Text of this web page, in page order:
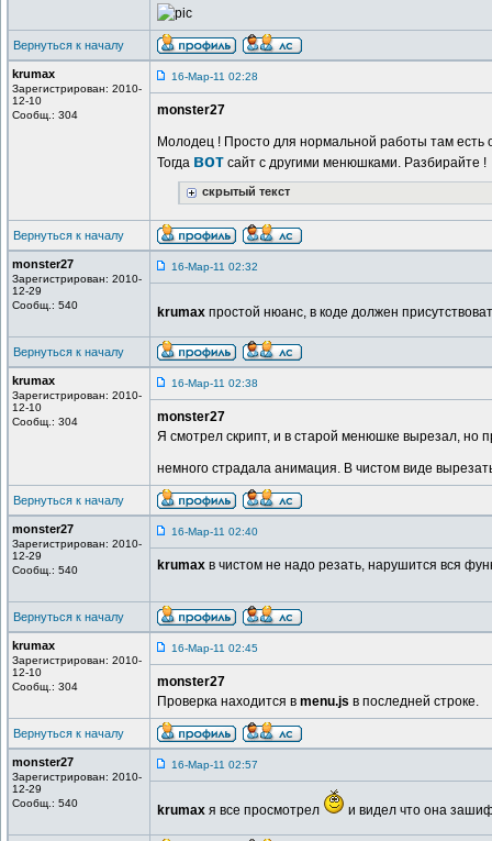
Вернуться к началу
krumax
Зарегистрирован: 2010-
12-10
Сообщ.: 304
16-Мар-11 02:28
monster27
Молодец ! Просто для нормальной работы там есть
Тогда вот сайт с другими менюшками. Разбирайте !
скрытый текст
Вернуться к началу
monster27
Зарегистрирован: 2010-
12-29
Сообщ.: 540
16-Мар-11 02:32
krumax простой нюанс, в коде должен
Вернуться к началу
krumax
Зарегистрирован: 2010-
12-10
Сообщ.: 304
16-Мар-11 02:38
monster27
Я смотрел скрипт, и в старой менюшке вырезал, но
немного страдала анимация. В чистом виде
Вернуться к началу
monster27
Зарегистрирован: 2010-
12-29
Сообщ.: 540
16-Мар-11 02:40
krumax в чистом не надо резать, нарушится вся
Вернуться к началу
krumax
Зарегистрирован: 2010-
12-10
Сообщ.: 304
16-Мар-11 02:45
monster27
Проверка находится в menu.js в последней строке.
Вернуться к началу
monster27
Зарегистрирован: 2010-
12-29
Сообщ.: 540
16-Мар-11 02:57
krumax я все просмотрел и видел что она